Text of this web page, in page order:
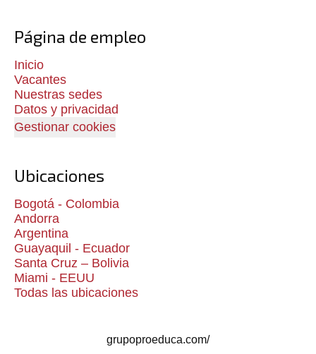
Página de empleo
Inicio
Vacantes
Nuestras sedes
Datos y privacidad
Gestionar cookies
Ubicaciones
Bogotá - Colombia
Andorra
Argentina
Guayaquil - Ecuador
Santa Cruz – Bolivia
Miami - EEUU
Todas las ubicaciones
grupoproeduca.com/